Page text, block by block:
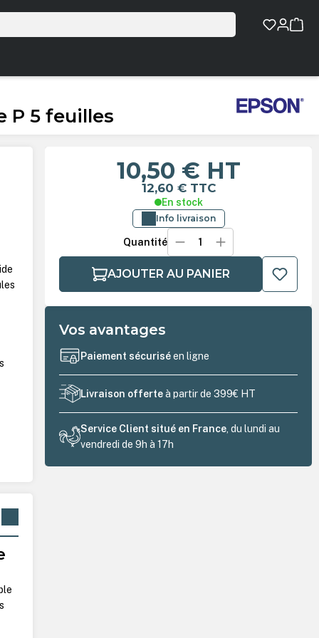
P 5 feuilles
10,50 € HT
12,60 € TTC
En stock
Info livraison
Quantité
AJOUTER AU PANIER
Vos avantages
Paiement sécuriséen ligne
Livraison offerteà partir de 399€ HT
Service Client situé en France , du lundi au
vendredi de 9h à 17h